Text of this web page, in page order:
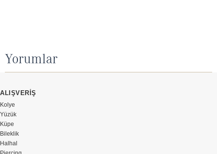
Yorumlar
ALIŞVERİŞ
Kolye
Yüzük
Küpe
Bileklik
Halhal